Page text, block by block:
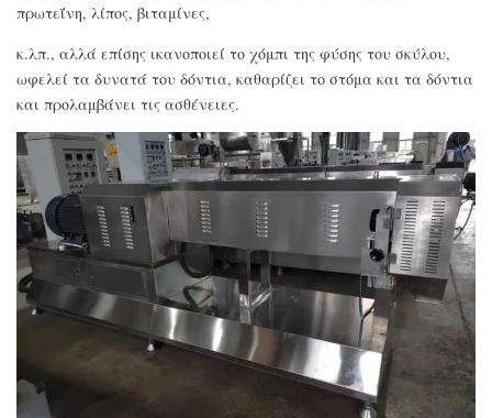
πρωτεΐνη, λίπος, βιταμίνες,
κ.λπ., αλλά επίσης ικανοποιεί το χόμπι της φύσης του σκύλου,
ωφελεί τα δυνατά του δόντια, καθαρίζει το στόμα και τα δόντια
και προλαμβάνει τις ασθένειες.